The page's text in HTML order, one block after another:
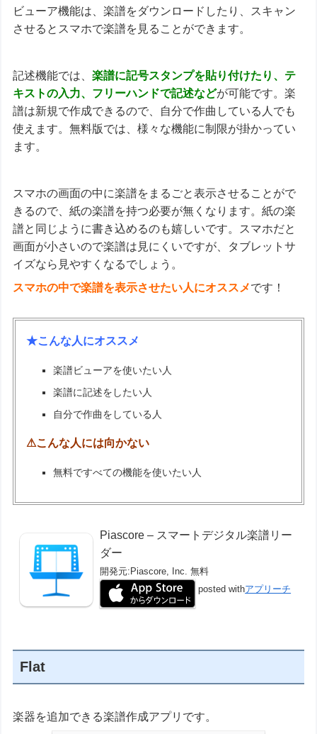
ビューア機能は、楽譜をダウンロードしたり、スキャン
させるとスマホで楽譜を見ることができます。
記述機能では、楽譜に記号スタンプを貼り付けたり、テ
キストの入力、フリーハンドで記述などが可能です。楽
譜は新規で作成できるので、自分で作曲している人でも
使えます。無料版では、様々な機能に制限が掛かってい
ます。
スマホの画面の中に楽譜をまるごと表示させることがで
きるので、紙の楽譜を持つ必要が無くなります。紙の楽
譜と同じように書き込めるのも嬉しいです。スマホだと
画面が小さいので楽譜は見にくいですが、タブレットサ
イズなら見やすくなるでしょう。
スマホの中で楽譜を表示させたい人にオススメです！
★こんな人にオススメ
楽譜ビューアを使いたい人
楽譜に記述をしたい人
自分で作曲をしている人
⚠こんな人には向かない
無料ですべての機能を使いたい人
Piascore – スマートデジタル楽譜リー
ダー
開発元: Piascore, Inc.
無料
posted withアプリーチ
Flat
楽器を追加できる楽譜作成アプリです。